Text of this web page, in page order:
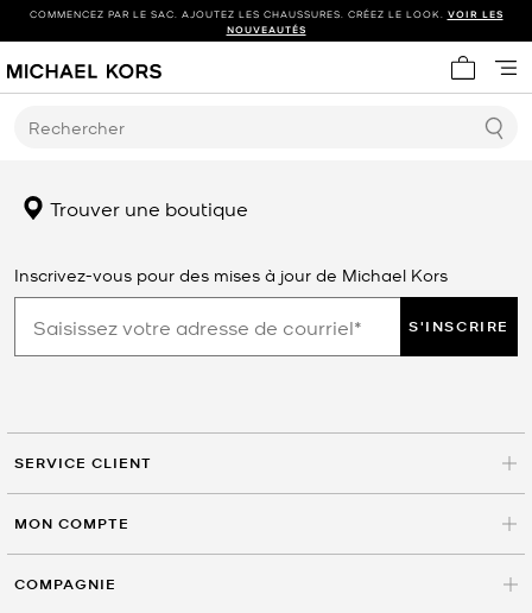
COMMENCEZ PAR LE SAC. AJOUTEZ LES CHAUSSURES. CRÉEZ LE LOOK. VOIR LES
NOUVEAUTÉS
Mon
Rechercher
Trouver une boutique
Inscrivez-vous pour des mises à jour de Michael Kors
S'INSCRIRE
SERVICE CLIENT
MON COMPTE
COMPAGNIE